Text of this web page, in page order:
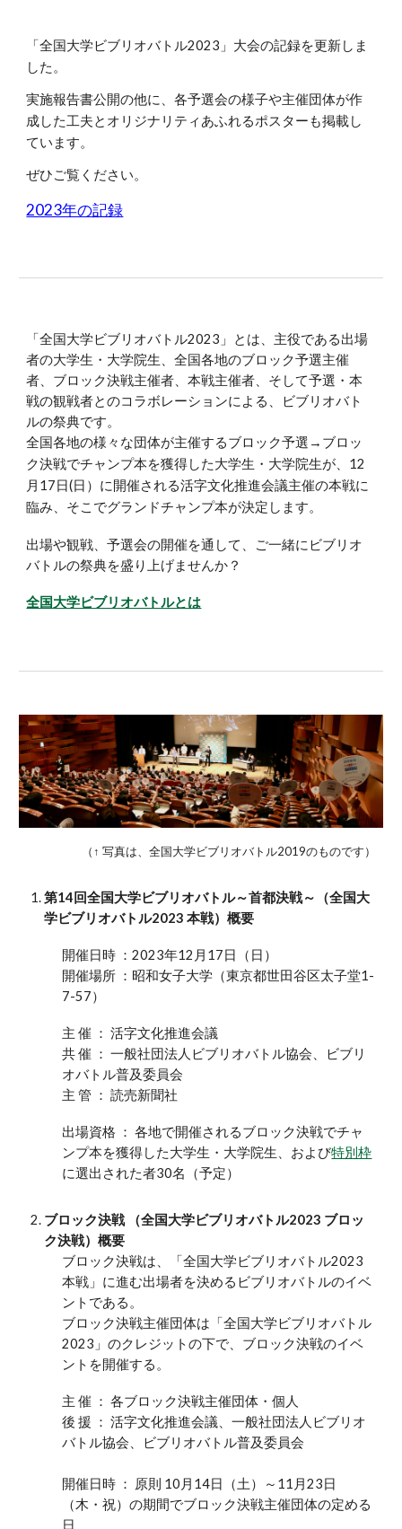
「全国大学ビブリオバトル2023」大会の記録を更新しま
した。
実施報告書公開の他に、各予選会の様子や主催団体が作
成した工夫とオリジナリティあふれるポスターも掲載し
ています。
ぜひご覧ください。
2023年の記録
「全国大学ビブリオバトル2023 」とは、主役である出場
者の大学生・大学院生、全国各地のブロック予選主催
者、 ブロック決戦主催者、本戦主催者、そして予選・本
戦の観戦者とのコラボレーションによる、ビブリオバト
ルの祭典です。
全国各地の様々な団体が主催するブロック予選→ ブロッ
ク決戦でチャンプ本を獲得した大学生・大学院生が、12
月17日(日）に開催される活字文化推進会議主催の本戦に
臨み、そこでグランドチャンプ本が決定します。
出場や観戦、予選会の開催を通して、ご一緒にビブリオ
バトルの祭典を盛り上げませんか？
全国大学ビブリオバトルとは
（↑ 写真は 全国大学ビブリオバトル2019のものです）
第14 回全国大学ビブリオバトル～首都決戦～（全国大
学ビブリオバトル2023本戦）概要
開催日時 ：2023年12月17日（日）
開催場所 ： 昭和女子大学（東京都世田谷区太子堂1-
7-57）
主 催 ： 活字文化推進会議
共 催 ： 一般社団法人ビブリオバトル協会、ビブリ
オバトル普及委員会
主 管 ： 読売新聞社
出場資格 ： 各地で開催されるブロック決戦でチャ
ンプ本を獲得した大学生・大学院生、 および特別枠
に選出された者30名（予定）
ブロック決戦 （全国大学ビブリオバトル2023 ブロッ
ク決戦）概要
ブロック決戦は、「全国大学ビブリオバトル2023
本戦」に進む出場者を決めるビブリオバトルのイベ
ントである。
ブロック決戦主催団体は「全国大学ビブリオバトル
2023 」のクレジットの下で、 ブロック決戦のイベ
ントを開催する。
主 催 ： 各ブロック決戦主催団体・個人
後 援 ： 活字文化推進会議、一般社団法人ビブリオ
バトル協会、ビブリオバトル普及委員会
開催日時 ： 原則 10月14日（土）～11月23日
（木・祝）の期間でブロック決戦主催団体の定める
日